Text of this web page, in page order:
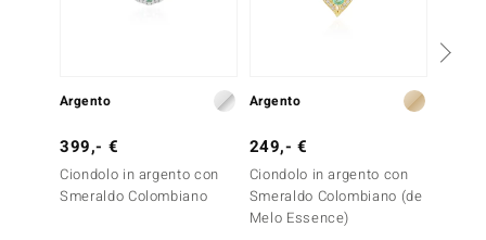
Argento
399,- €
Ciondolo in argento con
Smeraldo Colombiano
Argento
249,- €
Ciondolo in argento con
Smeraldo Colombiano (de
Melo Essence)